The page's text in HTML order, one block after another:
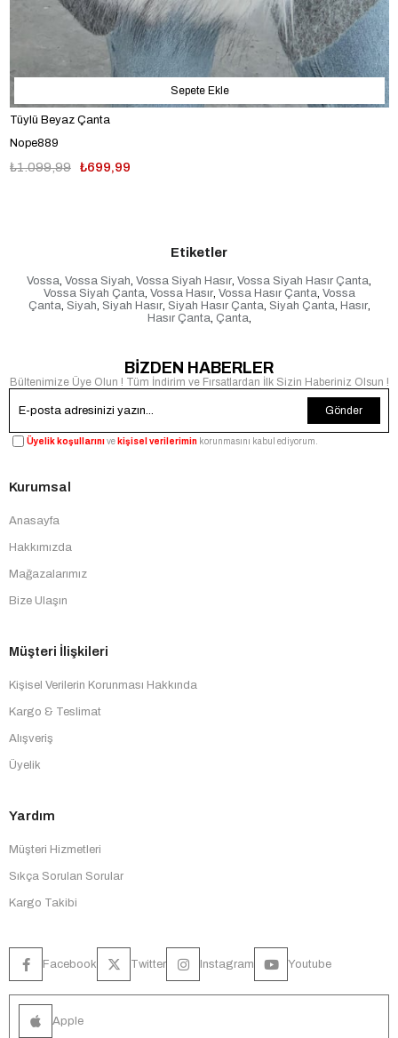
Tüylü Beyaz Çanta
Nope889
₺699,99
₺1.099,99
Sepete Ekle
Etiketler
Vossa, Vossa Siyah, Vossa Siyah Hasır, Vossa Siyah Hasır Çanta,
Vossa Siyah Çanta, Vossa Hasır, Vossa Hasır Çanta, Vossa
Çanta, Siyah, Siyah Hasır, Siyah Hasır Çanta, Siyah Çanta, Hasır,
Hasır Çanta, Çanta,
BİZDEN HABERLER
Bültenimize Üye Olun ! Tüm İndirim ve Fırsatlardan İlk Sizin Haberiniz Olsun !
Gönder
Üyelik koşullarınıve kişisel verilerimin korunmasını kabul ediyorum.
Kurumsal
Anasayfa
Hakkımızda
Mağazalarımız
Bize Ulaşın
Müşteri İlişkileri
Kişisel Verilerin Korunması Hakkında
Kargo & Teslimat
Alışveriş
Üyelik
Yardım
Müşteri Hizmetleri
Sıkça Sorulan Sorular
Kargo Takibi
Facebook Twitter Instagram Youtube
Apple